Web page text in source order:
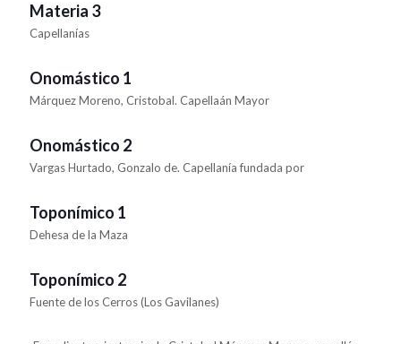
Materia 3
Capellanías
Onomástico 1
Márquez Moreno, Cristobal. Capellaán Mayor
Onomástico 2
Vargas Hurtado, Gonzalo de. Capellanía fundada por
Toponímico 1
Dehesa de la Maza
Toponímico 2
Fuente de los Cerros (Los Gavilanes)